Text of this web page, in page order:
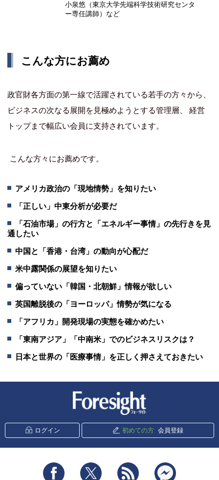
小泉悠（東京大学先端科学技術研究センタ
ー専任講師）など
こんな方にお薦め
政官財各方面の第一線で活躍されている若手の方々から、
ビジネスの次なる展開を見極めようとする管理層、 経営
トップまで幅広い会員に支持されています。
こんな方々にお薦めです。
アメリカ政治の「現地情勢」を知りたい
「正しい」中東分析が必要だ
「石油市場」の行方と「エネルギー事情」の先行きを見
通したい
中国と「香港・台湾」の動向が心配だ
米中露関係の展望を知りたい
偏っていない「韓国・北朝鮮」情報が欲しい
英国離脱後の「ヨーロッパ」情勢が気になる
「アフリカ」開発現場の実態を確かめたい
「東南アジア」「中南米」でのビジネスリスクは？
日本と世界の「医療事情」を正しく押さえておきたい
ログイン 初めての方 会員登録
Facebook Twitter RSS